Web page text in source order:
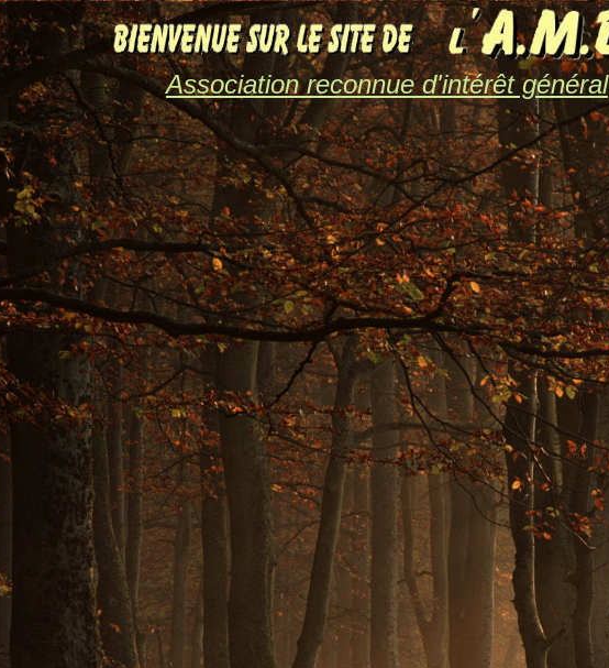
Association reconnue d'intérêt général